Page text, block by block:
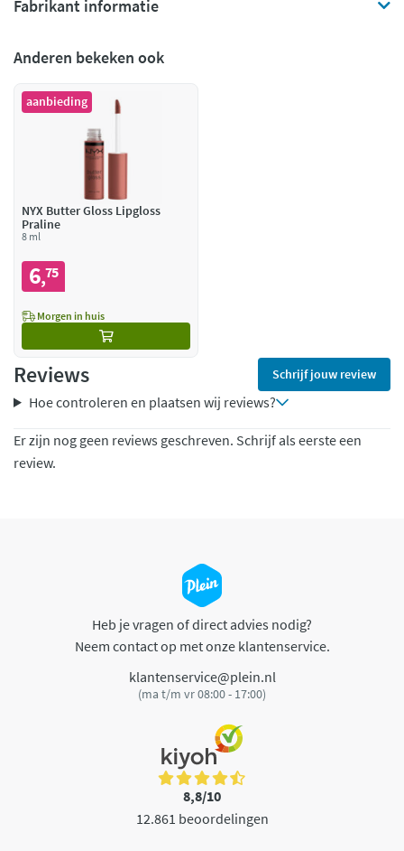
Fabrikant informatie
Anderen bekeken ook
aanbieding
NYX Butter Gloss Lipgloss
Praline
8 ml
6,75
Morgen in huis
Reviews Schrijf jouw review
Hoe controleren en plaatsen wij reviews?
Er zijn nog geen reviews geschreven. Schrijf als eerste een
review.
Heb je vragen of direct advies nodig?
Neem contact op met onze klantenservice.
klantenservice@plein.nl
(ma t/m vr 08:00 - 17:00)
8,8/10
12.861 beoordelingen